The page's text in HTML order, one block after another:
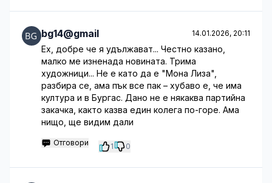
bg14@gmail 14.01.2026, 20:11
Ех, добре че я удължават... Честно казано,
малко ме изненада новината. Трима
художници... Не е като да е "Мона Лиза",
разбира се, ама пък все пак – хубаво е, че има
култура и в Бургас. Дано не е някаква партийна
закачка, както казва един колега по-горе. Ама
нищо, ще видим дали
Отговори 1 0